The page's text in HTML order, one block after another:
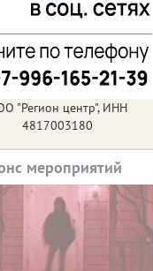
"Регион центр", ИНН
4817003180
мероприятий